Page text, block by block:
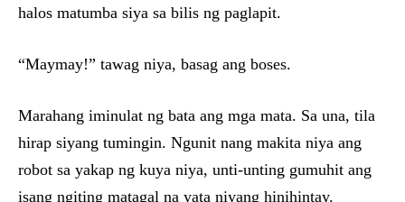
halos matumba siya sa bilis ng paglapit.
“Maymay!” tawag niya, basag ang boses.
Marahang iminulat ng bata ang mga mata. Sa una, tila
hirap siyang tumingin. Ngunit nang makita niya ang
robot sa yakap ng kuya niya, unti-unting gumuhit ang
isang ngiting matagal na yata niyang hinihintay.